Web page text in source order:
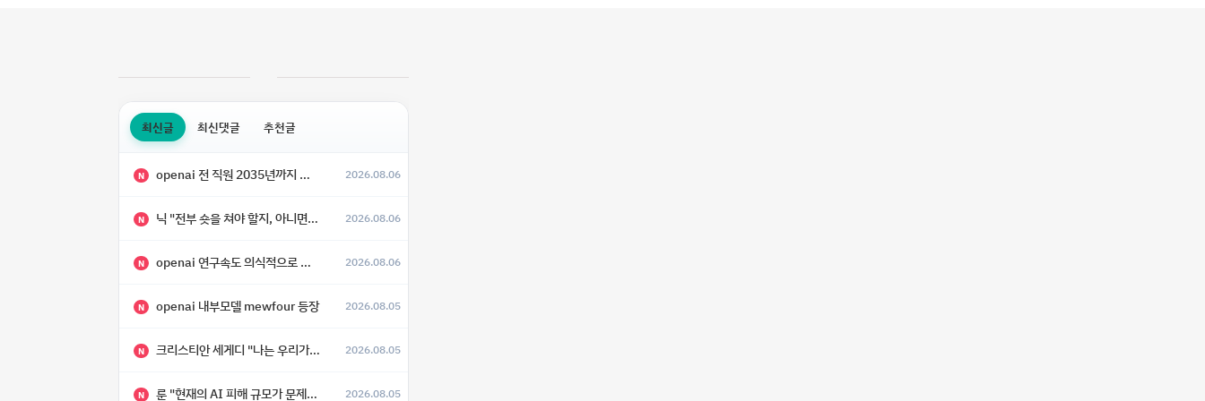
최신글 최신댓글 추천글
N openai 전 직원 2035년까지 텔레파시가 어떻게 생길 수 있는지 2026.08.06
N 닉 "전부 숏을 쳐야 할지, 아니면 특이점이 오니까 전부 롱을 쳐야 할지 모르겠다.” 2026.08.06
N openai 연구속도 의식적으로 늦추고 있다 2026.08.06
N openai 내부모델 mewfour 등장 2026.08.05
N 크리스티안 세게디 "나는 우리가 "Fuck!!" 단계를 피할 수 있기를 바랄 뿐" 2026.08.05
N 룬 "현재의 AI 피해 규모가 문제가 아니라, 자기복제·탈출·확산이 가능한 지능형 시스템의 피해에는 이론적으로 상한이 없다는 것이 문제" 2026.08.05